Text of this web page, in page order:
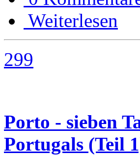
Weiterlesen
299
Porto - sieben
Portugals (Teil